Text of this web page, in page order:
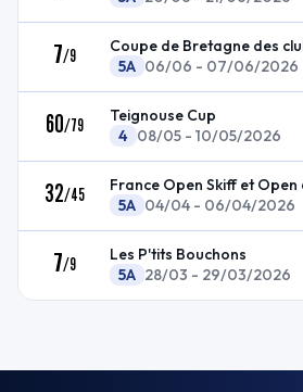
7/9
Coupe de Bretagne des
5A 06/06 - 07/06/2026
60/79
Teignouse Cup
4 08/05 - 10/05/2026
32/45
France Open Skiff et Open
5A 04/04 - 06/04/2026
7/9
Les P'tits Bouchons
5A 28/03 - 29/03/2026